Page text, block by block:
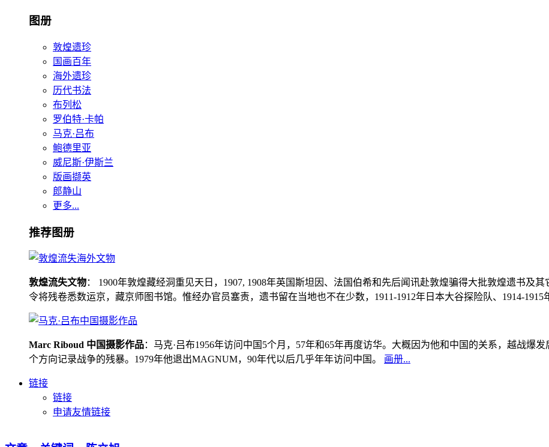
图册
敦煌遗珍
国画百年
海外遗珍
历代书法
布列松
罗伯特·卡帕
马克·吕布
鲍德里亚
威尼斯·伊斯兰
版画撷英
郎静山
更多...
推荐图册
敦煌流失文物： 1900年敦煌藏经洞重见天日，1907, 1908年英国斯坦因、法国伯希和先后闻讯赴敦煌骗得大批敦煌遗书及
令将残卷悉数运京，藏京师图书馆。惟经办官员塞责，遗书留在当地也不在少数，1911-1912年日本大谷探险队、1914-1915
Marc Riboud 中国摄影作品：马克·吕布1956年访问中国5个月，57年和65年再度访华。大概因为他和中国的关系，越战爆
个方向记录战争的残暴。1979年他退出MAGNUM，90年代以后几乎年年访问中国。 画册...
链接
链接
申请友情链接